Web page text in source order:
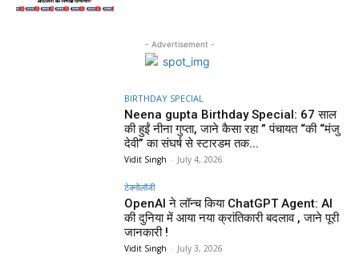
- Advertisement -
BIRTHDAY SPECIAL
Neena gupta Birthday Special: 67 साल
की हुईं नीना गुप्ता, जाने कैसा रहा ” पंचायत “की “मंजु
देवी” का संघर्ष से स्टारडम तक...
Vidit Singh - July 4, 2026
टेक्नोलॉजी
OpenAI ने लॉन्च किया ChatGPT Agent: AI
की दुनिया में आया नया क्रांतिकारी बदलाव , जाने पूरी
जानकारी !
Vidit Singh - July 3, 2026